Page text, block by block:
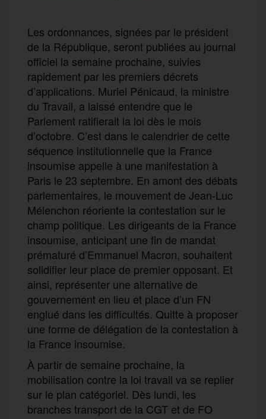
Les ordonnances, signées par le président
de la République, seront publiées au journal
officiel la semaine prochaine, suivies
rapidement par les premiers décrets
d’applications. Muriel Pénicaud, la ministre
du Travail, a laissé entendre que le
Parlement ratifierait la loi dès le mois
d’octobre. C’est dans le calendrier de cette
séquence institutionnelle que la France
insoumise appelle à une manifestation à
Paris le 23 septembre. En amont des débats
parlementaires, le mouvement de Jean-Luc
Mélenchon réoriente la contestation sur le
champ politique. Les dirigeants de la France
insoumise, anticipant une fin de mandat
prématuré d’Emmanuel Macron, souhaitent
solidifier leur place de premier opposant. Et
ainsi, représenter une alternative de
gouvernement en lieu et place d’un FN
englué dans les difficultés. Quitte à proposer
une forme de délégation de la contestation à
la France insoumise.
À partir de semaine prochaine, la
mobilisation contre la loi travail va se replier
sur le plan catégoriel. Dès lundi, les
branches transport de la CGT et de FO